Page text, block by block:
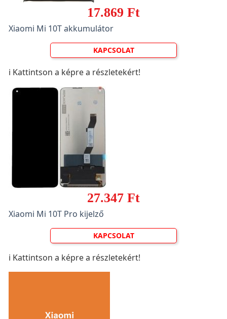
17.869 Ft
Xiaomi Mi 10T akkumulátor
KAPCSOLAT
ℹ️ Kattintson a képre a részletekért!
27.347 Ft
Xiaomi Mi 10T Pro kijelző
KAPCSOLAT
ℹ️ Kattintson a képre a részletekért!